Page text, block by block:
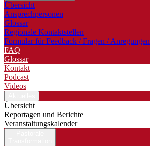
Übersicht
Ansprechpersonen
Glossar
Regionale Kontaktstellen
Formular für Feedback / Fragen / Anregungen
FAQ
Glossar
Kontakt
Podcast
Videos
Übersicht
Reportagen und Berichte
Veranstaltungskalender